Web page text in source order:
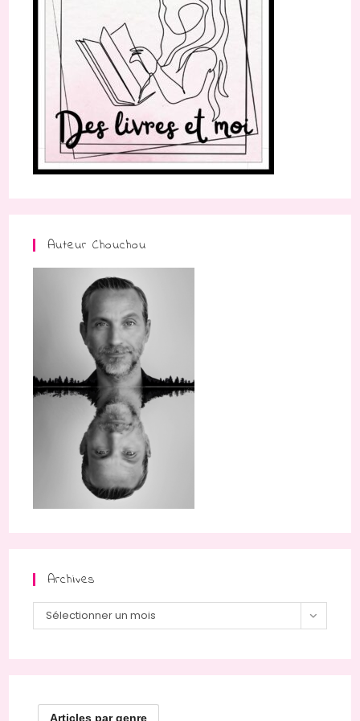
Auteur Chouchou
Archives
Archives
Sélectionner un mois
Articles par genre